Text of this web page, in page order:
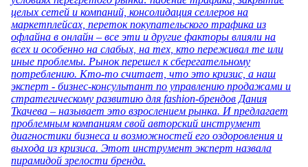
целых сетей и компаний, консолидация селлеров на
маркетплейсах, переток покупательского трафика из
офлайна в онлайн – все эти и другие факторы влияли на
всех и особенно на слабых, на тех, кто переживал те или
иные проблемы. Рынок перешел к сберегательному
потреблению. Кто-то считает, что это кризис, а наш
эксперт - бизнес-консультант по управлению продажами и
стратегическому развитию для fashion-брендов Дания
Ткачева – называет это взрослением рынка. И предлагает
проблемным компаниям свой авторский инструмент
диагностики бизнеса и возможностей его оздоровления и
выхода из кризиса. Этот инструмент эксперт назвала
пирамидой зрелости бренда.